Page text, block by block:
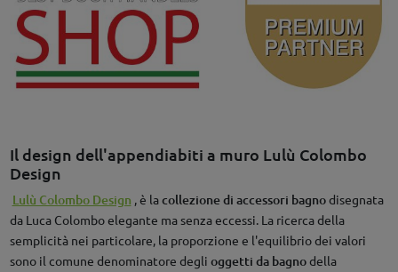
Il design dell'appendiabiti a muro Lulù Colombo
Design
Lulù Colombo Design , è lacollezione di accessori bagnodisegnata
da Luca Colombo elegante ma senza eccessi. La ricerca della
semplicità nei particolare, la proporzione e l'equilibrio dei valori
sono il comune denominatore degli oggetti da bagnodella